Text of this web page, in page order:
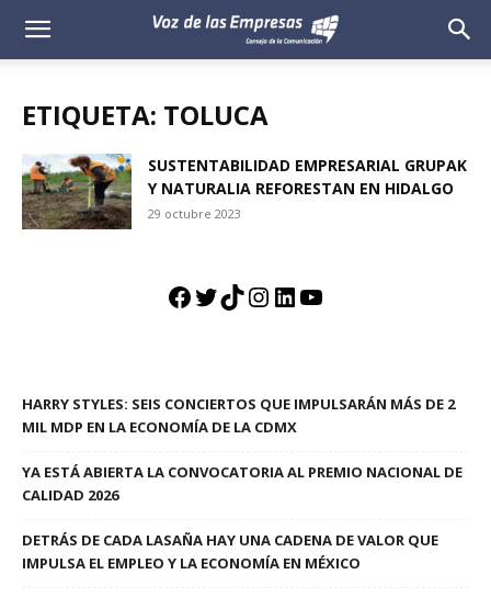
Voz
Empresas
ETIQUETA: TOLUCA
SUSTENTABILIDAD EMPRESARIAL GRUPAK
Y NATURALIA REFORESTAN EN HIDALGO
29 octubre 2023
Facebook
Twitter
TikTok
Instagram
LinkedIn
YouTube
HARRY STYLES: SEIS CONCIERTOS QUE IMPULSARÁN MÁS DE 2
MIL MDP EN LA ECONOMÍA DE LA CDMX
YA ESTÁ ABIERTA LA CONVOCATORIA AL PREMIO NACIONAL DE
CALIDAD 2026
DETRÁS DE CADA LASAÑA HAY UNA CADENA DE VALOR QUE
IMPULSA EL EMPLEO Y LA ECONOMÍA EN MÉXICO